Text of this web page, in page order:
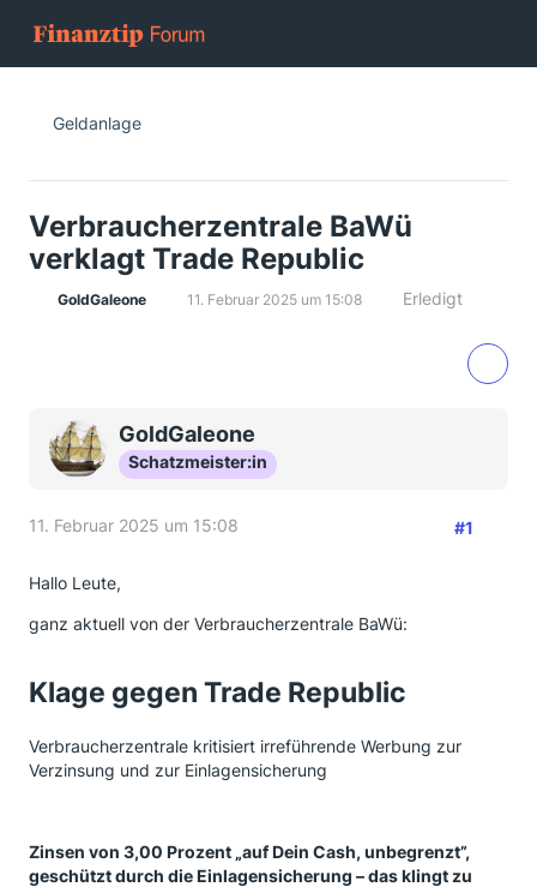
Geldanlage
Verbraucherzentrale BaWü
verklagt Trade Republic
GoldGaleone 11. Februar 2025 um 15:08 Erledigt
GoldGaleone
Schatzmeister:in
11. Februar 2025 um 15:08 #1
Hallo Leute,
ganz aktuell von der Verbraucherzentrale BaWü:
Klage gegen Trade Republic
Verbraucherzentrale kritisiert irreführende Werbung zur
Verzinsung und zur Einlagensicherung
Zinsen von 3,00 Prozent „auf Dein Cash, unbegrenzt”,
geschützt durch die Einlagensicherung – das klingt zu